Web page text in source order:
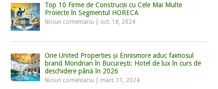
Top 10 Firme de Construcții cu Cele Mai Multe
Proiecte în Segmentul HORECA
Niciun comentariu oct. 18, 2024
One United Properties și Ennismore aduc faimosul
brand Mondrian în București: Hotel de lux în curs de
deschidere până în 2026
Niciun comentariu mart. 11, 2024